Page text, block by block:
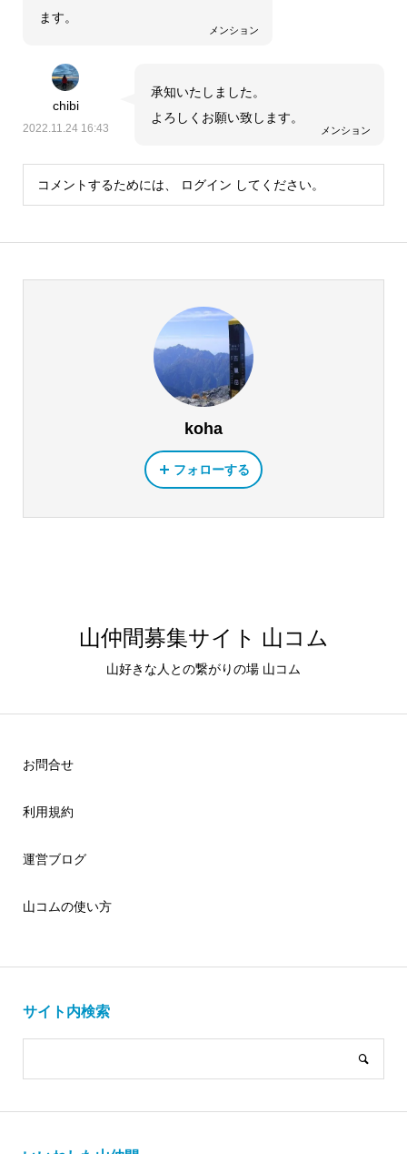
メンション
ます。
chibi
2022.11.24 16:43 メンション
承知いたしました。
よろしくお願い致します。
コメントするためには、 ログイン してください。
koha
フォローする
山仲間募集サイト 山コム
山好きな人との繋がりの場 山コム
お問合せ
利用規約
運営ブログ
山コムの使い方
サイト内検索